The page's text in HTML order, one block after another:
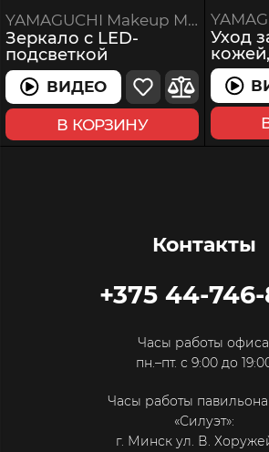
YAMAGUCHI Makeup Mirror
Зеркало с LED-
подсветкой
ВИДЕОВИДЕО
В КОРЗИНУ
Уход
Контакты
+375 44-
Часы работы
пн.–пт. с 9:00 до
Часы работы
«Силуэт»:
г. Минск ул. В.